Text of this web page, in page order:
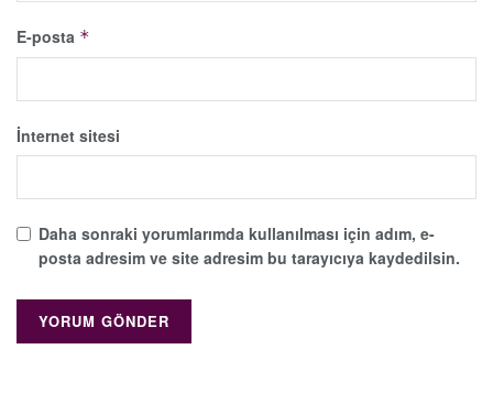
E-posta *
İnternet sitesi
Daha sonraki yorumlarımda kullanılması için adım, e-
posta adresim ve site adresim bu tarayıcıya kaydedilsin.